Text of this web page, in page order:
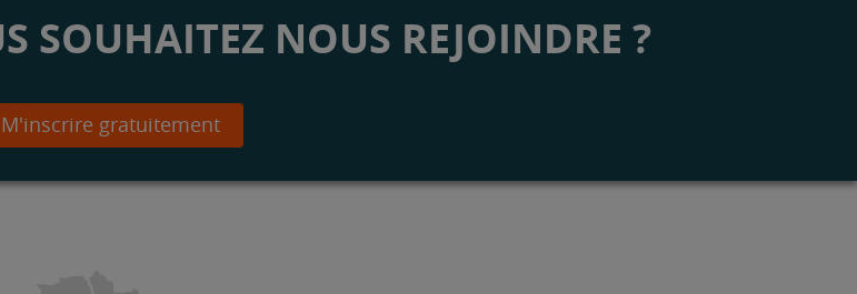
SOUHAITEZ NOUS REJOINDRE ?
M'inscrire gratuitement